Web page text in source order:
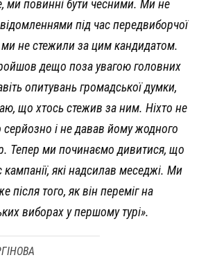
ми повинні бути чесними. Ми не
під час передвиборчої
ми не стежили за цим кандидатом.
дещо поза увагою головних
опитувань громадської думки,
що хтось стежив за ним. Ніхто не
серйозно і не давав йому жодного
Тепер ми починаємо дивитися, що
кампанії, які надсилав меседжі. Ми
після того, як він переміг на
виборах у першому турі».